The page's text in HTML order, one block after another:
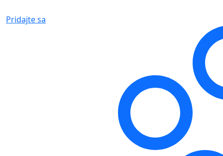
Pridajte sa